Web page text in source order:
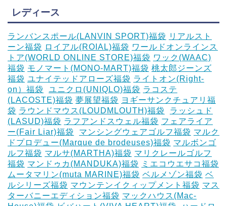
レディース
ランバンスポール(LANVIN SPORT)福袋 リアルスト
ーン福袋 ロイアル(ROIAL)福袋 ワールドオンラインス
トア(WORLD ONLINE STORE)福袋 ワック(WAAC)
福袋 モノマート(MONO-MART)福袋 桃太郎ジーンズ
福袋 ユナイテッドアローズ福袋 ライトオン(Right-
on）福袋
ユニクロ(UNIQLO)福袋 ラコステ
(LACOSTE)福袋 夢展望福袋 ヨギーサンクチュアリ福
袋 ラウンドマウス(LOUDMLOUTH)福袋
ラッシュド
(LASUD)福袋 ラフアンドスウェル福袋 フェアライア
ー(Fair Liar)福袋
マンシングウェアゴルフ福袋 マルク
ドプロデュー(Marque de brodeuses)福袋 マルボンゴ
ルフ福袋 マルサ(MARTHA)福袋 マリクレールゴルフ
福袋 マンドゥカ(MANDUKA)福袋
ミエコウエサコ福袋
ムータマリン(muta MARINE)福袋 ベルメゾン福袋 ベ
ルシリーズ福袋 マウンテンイクィップメント福袋 マス
ターバニーエディション福袋 マックハウス(Mac-